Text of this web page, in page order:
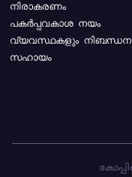
നിരാകരണം
പകർപ്പവകാശ നയം
വ്യവസ്ഥകളും
സഹായം